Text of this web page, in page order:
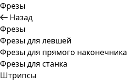
Фрезы
Назад
Фрезы
Фрезы для левшей
Фрезы для прямого наконечника
Фрезы для станка
Штрипсы